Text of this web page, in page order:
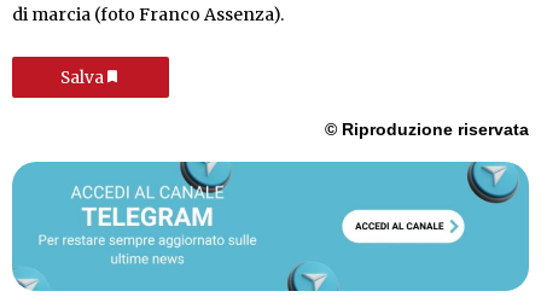
di marcia (foto Franco Assenza).
Salva
© Riproduzione riservata